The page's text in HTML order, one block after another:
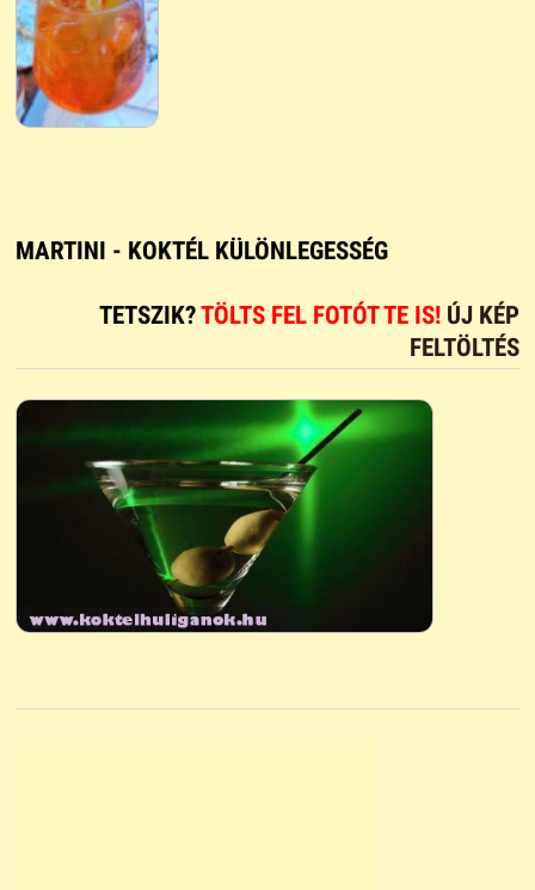
MARTINI - KOKTÉL KÜLÖNLEGESSÉG
TETSZIK?TÖLTS FEL FOTÓT TE IS! ÚJ KÉP
FELTÖLTÉS